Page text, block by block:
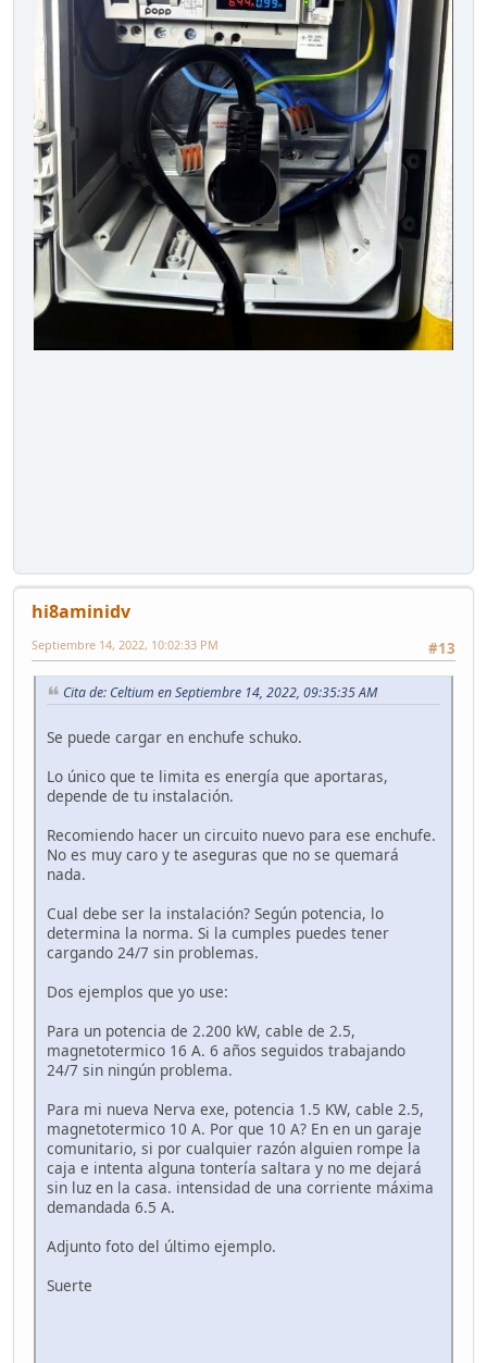
hi8aminidv
#13
Septiembre 14, 2022, 10:02:33 PM
Cita de: Celtium en Septiembre 14, 2022, 09:35:35 AM
Se puede cargar en enchufe schuko.
Lo único que te limita es energía que aportaras,
depende de tu instalación.
Recomiendo hacer un circuito nuevo para ese enchufe.
No es muy caro y te aseguras que no se quemará
nada.
Cual debe ser la instalación? Según potencia, lo
determina la norma. Si la cumples puedes tener
cargando 24/7 sin problemas.
Dos ejemplos que yo use:
Para un potencia de 2.200 kW, cable de 2.5,
magnetotermico 16 A. 6 años seguidos trabajando
24/7 sin ningún problema.
Para mi nueva Nerva exe, potencia 1.5 KW, cable 2.5,
magnetotermico 10 A. Por que 10 A? En en un garaje
comunitario, si por cualquier razón alguien rompe la
caja e intenta alguna tontería saltara y no me dejará
sin luz en la casa. intensidad de una corriente máxima
demandada 6.5 A.
Adjunto foto del último ejemplo.
Suerte